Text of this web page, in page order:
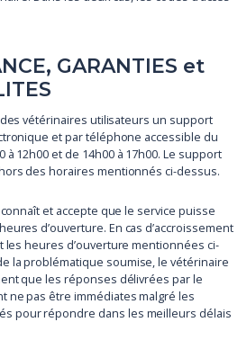
GARANTIES et
vétérinaires utilisateurs un support
et par téléphone accessible du
12h00 et de 14h00 à 17h00. Le support
des horaires mentionnés ci-dessus.
et accepte que le service puisse
d’ouverture. En cas d’accroissement
les heures d’ouverture mentionnées ci-
la problématique soumise, le vétérinaire
que les réponses délivrées par le
ne pas être immédiates malgré les
pour répondre dans les meilleurs délais